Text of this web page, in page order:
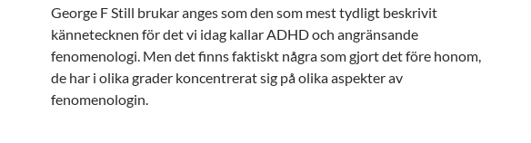
George F Still brukar anges som den som mest tydligt beskrivit
kännetecknen för det vi idag kallar ADHD och angränsande
fenomenologi. Men det finns faktiskt några som gjort det före honom,
de har i olika grader koncentrerat sig på olika aspekter av
fenomenologin.